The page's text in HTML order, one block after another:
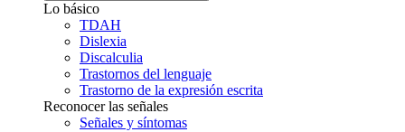
Lo básico
TDAH
Dislexia
Discalculia
Trastornos del lenguaje
Trastorno de la expresión escrita
Reconocer las señales
Señales y síntomas